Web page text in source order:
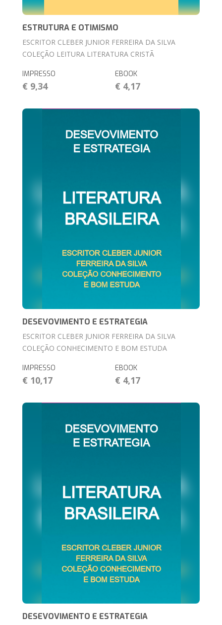
ESTRUTURA E OTIMISMO
ESCRITOR CLEBER JUNIOR FERREIRA DA SILVA
COLEÇÃO LEITURA LITERATURA CRISTÃ
IMPRESSO
€ 9,34
EBOOK
€ 4,17
DESEVOVIMENTO E ESTRATEGIA
ESCRITOR CLEBER JUNIOR FERREIRA DA SILVA
COLEÇÃO CONHECIMENTO E BOM ESTUDA
IMPRESSO
€ 10,17
EBOOK
€ 4,17
DESEVOVIMENTO E ESTRATEGIA